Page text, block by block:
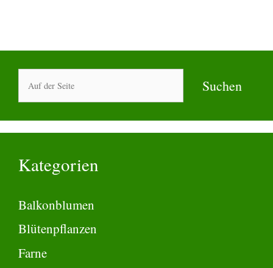
Suchen
Kategorien
Balkonblumen
Blütenpflanzen
Farne